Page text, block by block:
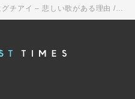
ヒグチアイ – 悲しい歌がある理由 / THE FIRST TAKE